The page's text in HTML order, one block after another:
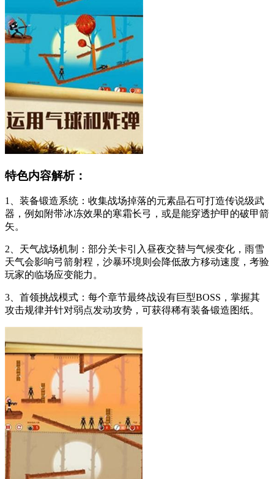
特色内容解析：
1、装备锻造系统：收集战场掉落的元素晶石可打造传说级武
器，例如附带冰冻效果的寒霜长弓，或是能穿透护甲的破甲箭
矢。
2、天气战场机制：部分关卡引入昼夜交替与气候变化，雨雪
天气会影响弓箭射程，沙暴环境则会降低敌方移动速度，考验
玩家的临场应变能力。
3、首领挑战模式：每个章节最终战设有巨型BOSS，掌握其
攻击规律并针对弱点发动攻势，可获得稀有装备锻造图纸。